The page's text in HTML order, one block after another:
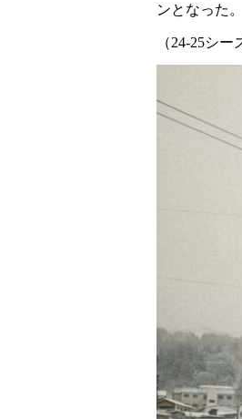
ンとなった。
（24-25シ